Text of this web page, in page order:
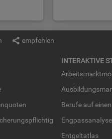
empfehlen
IN­TER­AK­TI­VE
Be­ru­fe auf
Eng­pass­ana­ly­se
Ent­gel­t­at­las